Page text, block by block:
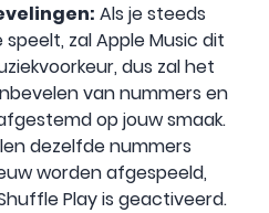
Als je steeds
zal Apple Music dit
dus zal het
van nummers en
op jouw smaak.
dezelfde nummers
worden afgespeeld,
Play is geactiveerd.